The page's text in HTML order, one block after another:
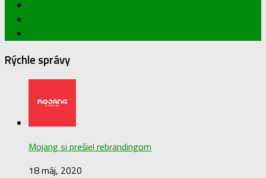
Rýchle správy
Mojang si prešiel rebrandingom
18 máj, 2020